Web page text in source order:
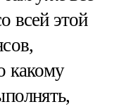
всей этой
какому